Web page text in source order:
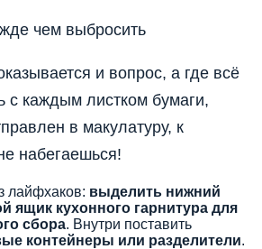
чем выбросить
и вопрос, а где всё
с каждым листком бумаги,
в макулатуру, к
набегаешься!
лайфхаков: выделить нижний
ящик кухонного гарнитура для
сбора. Внутри поставить
контейнеры или разделители.